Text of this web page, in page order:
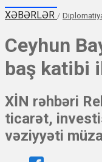
XƏBƏRLƏR /
Ceyhun
baş katibi
XİN rəhbəri
ticarət,
vəziyyəti